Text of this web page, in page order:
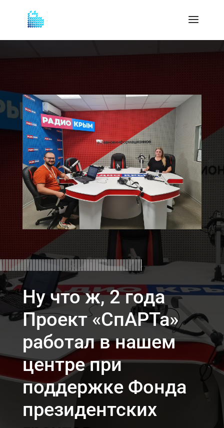
Ну что ж, 2 года
Проект «СпАРТа»
работал в нашем
центре при
поддержке Фонда
президентских